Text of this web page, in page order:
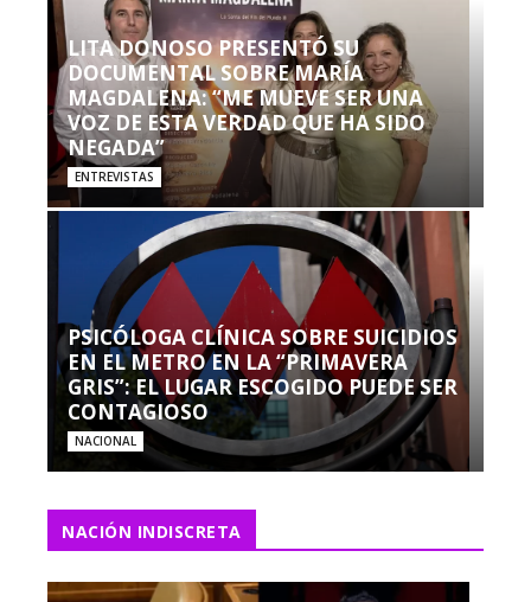
LITA DONOSO PRESENTÓ SU
DOCUMENTAL SOBRE MARÍA
MAGDALENA: “ME MUEVE SER UNA
VOZ DE ESTA VERDAD QUE HA SIDO
NEGADA”
ENTREVISTAS
PSICÓLOGA CLÍNICA SOBRE SUICIDIOS
EN EL METRO EN LA “PRIMAVERA
GRIS”: EL LUGAR ESCOGIDO PUEDE SER
CONTAGIOSO
NACIONAL
NACIÓN INDISCRETA